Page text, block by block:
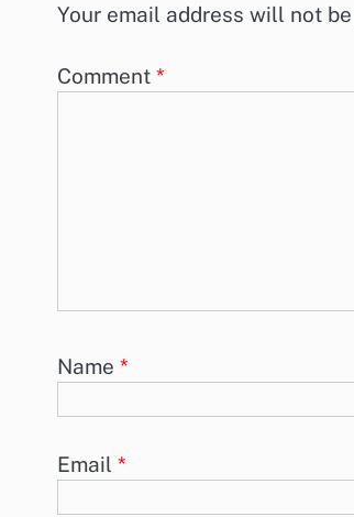
Your email address will not
Comment *
Name *
Email *